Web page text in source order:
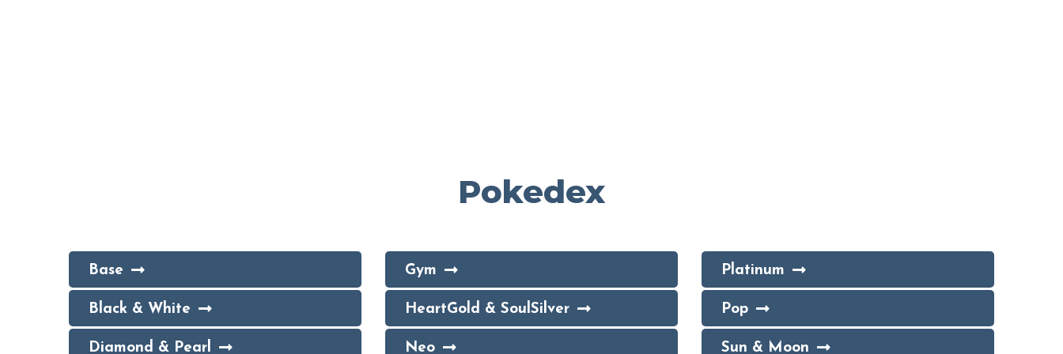
Pokedex
Base
Black & White
Diamond & Pearl
Gym
HeartGold & SoulSilver
Neo
Platinum
Pop
Sun & Moon